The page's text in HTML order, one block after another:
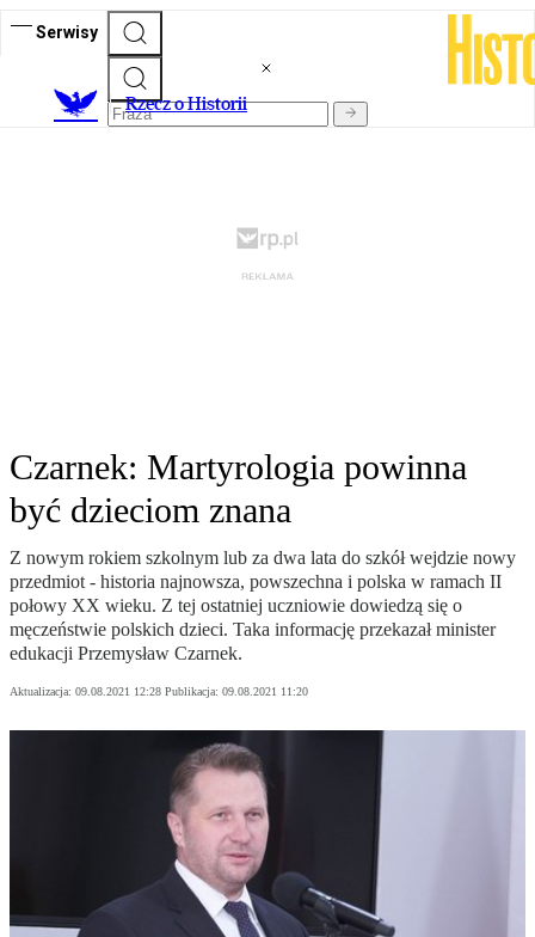
Serwisy
Rzecz o Historii
Czarnek: Martyrologia powinna
być dzieciom znana
Z nowym rokiem szkolnym lub za dwa lata do szkół wejdzie nowy
przedmiot - historia najnowsza, powszechna i polska w ramach II
połowy XX wieku. Z tej ostatniej uczniowie dowiedzą się o
męczeństwie polskich dzieci. Taka informację przekazał minister
edukacji Przemysław Czarnek.
Aktualizacja: 09.08.2021 12:28 Publikacja: 09.08.2021 11:20